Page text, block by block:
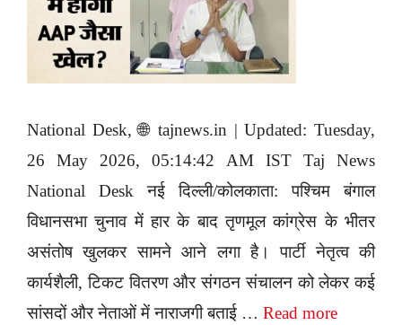
National Desk, 🌐 tajnews.in | Updated: Tuesday,
26 May 2026, 05:14:42 AM IST Taj News
National Desk नई दिल्ली/कोलकाता: पश्चिम बंगाल
विधानसभा चुनाव में हार के बाद तृणमूल कांग्रेस के भीतर
असंतोष खुलकर सामने आने लगा है। पार्टी नेतृत्व की
कार्यशैली, टिकट वितरण और संगठन संचालन को लेकर कई
सांसदों और नेताओं में नाराजगी बताई … Read more